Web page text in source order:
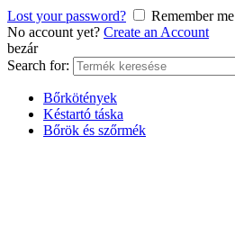
Lost your password?
Remember me
No account yet? Create an Account
bezár
Search for:
Bőrkötények
Késtartó táska
Bőrök és szőrmék